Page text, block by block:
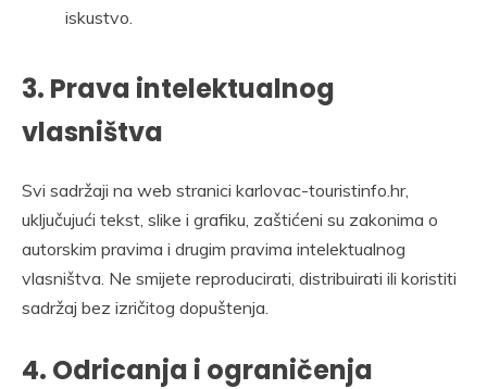
iskustvo.
3. Prava intelektualnog
vlasništva
Svi sadržaji na web stranici karlovac-touristinfo.hr,
uključujući tekst, slike i grafiku, zaštićeni su zakonima o
autorskim pravima i drugim pravima intelektualnog
vlasništva. Ne smijete reproducirati, distribuirati ili koristiti
sadržaj bez izričitog dopuštenja.
4. Odricanja i ograničenja